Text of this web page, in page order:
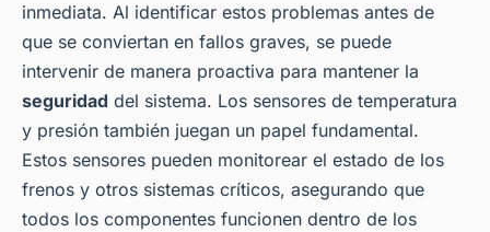
inmediata. Al identificar estos problemas antes de
que se conviertan en fallos graves, se puede
intervenir de manera proactiva para mantener la
seguridad del sistema. Los sensores de temperatura
y presión también juegan un papel fundamental.
Estos sensores pueden monitorear el estado de los
frenos y otros sistemas críticos, asegurando que
todos los componentes funcionen dentro de los